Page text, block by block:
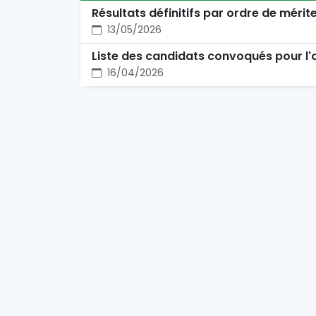
Résultats définitifs par ordre de
13/05/2026
Liste des candidats convoqués pour
16/04/2026